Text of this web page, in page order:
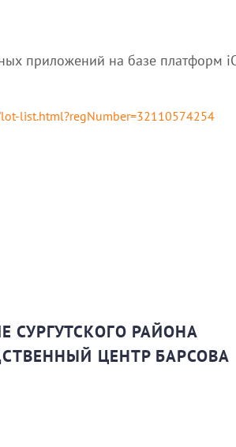
приложений на базе платформ
list.html?regNumber=32110574254
РАЙОНА
ЦЕНТР БАРСОВА